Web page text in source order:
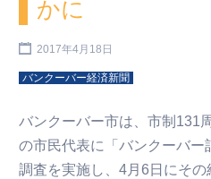
かに
2017年4月18日
バンクーバー経済新聞
バンクーバー市は、市制131
の市民代表に「バンクーバー
調査を実施し、4月6日にその